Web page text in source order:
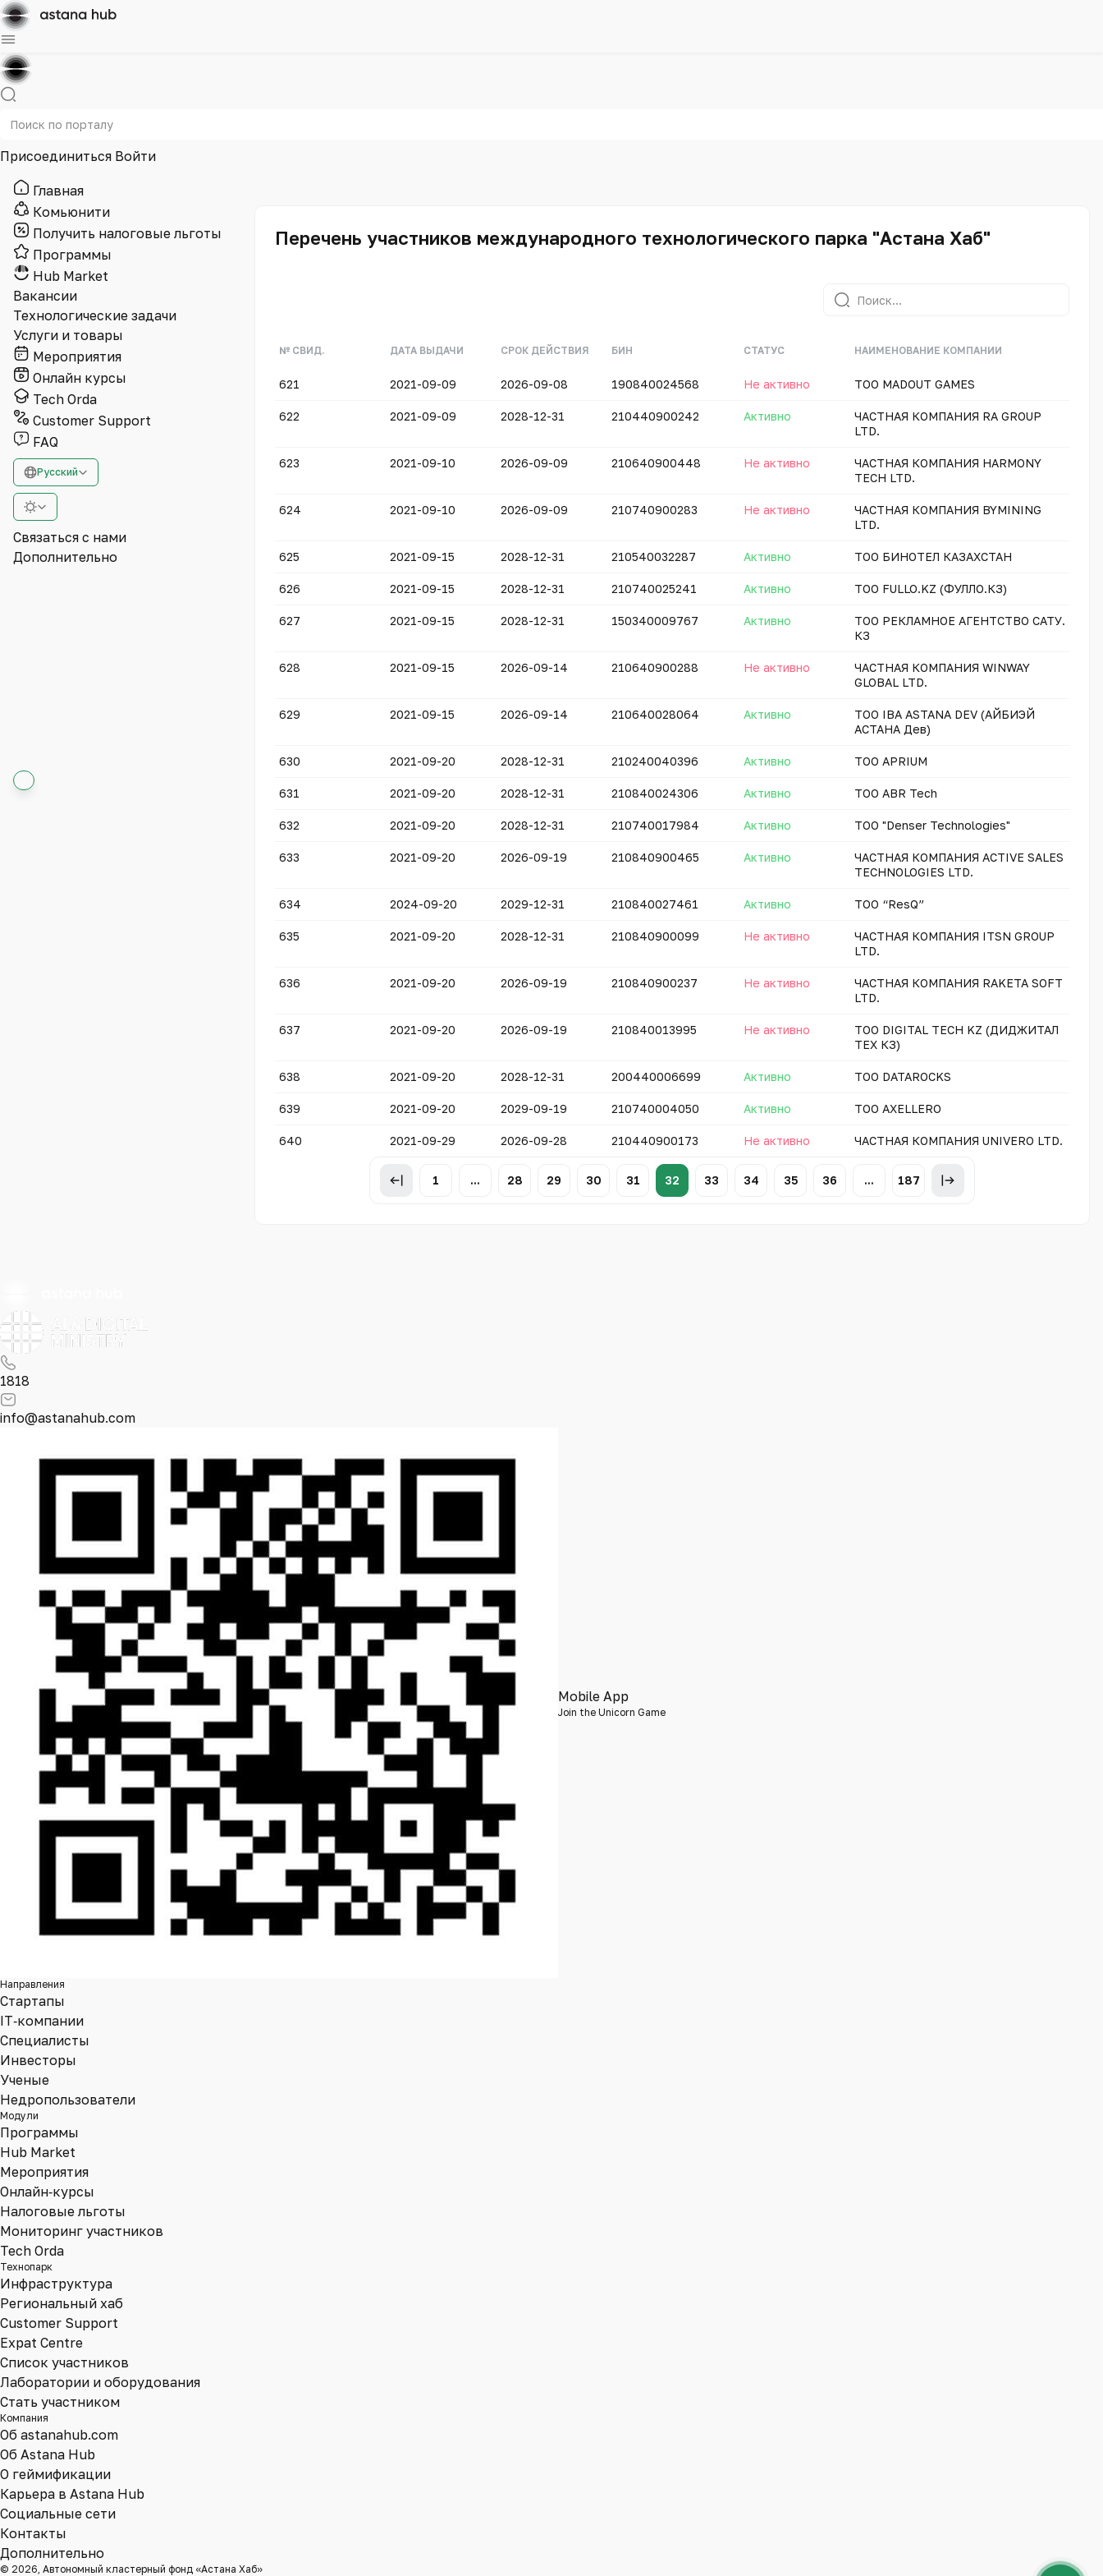
Присоединиться Войти
Главная
Комьюнити
Получить налоговые льготы
Программы
Hub Market
Вакансии
Технологические задачи
Услуги и товары
Мероприятия
Онлайн курсы
Tech Orda
Customer Support
FAQ
Русский
Связаться с нами
Дополнительно
Перечень участников международного технологического парка "Астана Хаб"
№ СВИД. ДАТА ВЫДАЧИ СРОК ДЕЙСТВИЯ БИН СТАТУС НАИМЕНОВАНИЕ КОМПАНИИ
621 2021-09-09 2026-09-08 190840024568 Не активно ТОО MADOUT GAMES
622 2021-09-09 2028-12-31 210440900242 Активно
ЧАСТНАЯ КОМПАНИЯ RA GROUP
LTD.
623 2021-09-10 2026-09-09 210640900448 Не активно
ЧАСТНАЯ КОМПАНИЯ HARMONY
TECH LTD.
624 2021-09-10 2026-09-09 210740900283 Не активно
ЧАСТНАЯ КОМПАНИЯ BYMINING
LTD.
625 2021-09-15 2028-12-31 210540032287 Активно ТОО БИНОТЕЛ КАЗАХСТАН
626 2021-09-15 2028-12-31 210740025241 Активно ТОО FULLO.KZ (ФУЛЛО.КЗ)
627 2021-09-15 2028-12-31 150340009767 Активно
ТОО РЕКЛАМНОЕ АГЕНТСТВО САТУ.
КЗ
628 2021-09-15 2026-09-14 210640900288 Не активно
ЧАСТНАЯ КОМПАНИЯ WINWAY
GLOBAL LTD.
629 2021-09-15 2026-09-14 210640028064 Активно
ТОО IBA ASTANA DEV (АЙБИЭЙ
АСТАНА Дев)
630 2021-09-20 2028-12-31 210240040396 Активно ТОО APRIUM
631 2021-09-20 2028-12-31 210840024306 Активно TOO ABR Tech
632 2021-09-20 2028-12-31 210740017984 Активно ТОО "Denser Technologies"
633 2021-09-20 2026-09-19 210840900465 Активно
ЧАСТНАЯ КОМПАНИЯ ACTIVE SALES
TECHNOLOGIES LTD.
634 2024-09-20 2029-12-31 210840027461 Активно TOO “ResQ”
635 2021-09-20 2028-12-31 210840900099 Не активно
ЧАСТНАЯ КОМПАНИЯ ITSN GROUP
LTD.
636 2021-09-20 2026-09-19 210840900237 Не активно
ЧАСТНАЯ КОМПАНИЯ RAKETA SOFT
LTD.
637 2021-09-20 2026-09-19 210840013995 Не активно
ТОО DIGITAL TECH KZ (ДИДЖИТАЛ
ТЕХ КЗ)
638 2021-09-20 2028-12-31 200440006699 Активно ТОО DATAROCKS
639 2021-09-20 2029-09-19 210740004050 Активно ТОО AXELLERO
640 2021-09-29 2026-09-28 210440900173 Не активно ЧАСТНАЯ КОМПАНИЯ UNIVERO LTD.
1 ... 28 29 30 31 32 33 34 35 36 ... 187
1818
info@astanahub.com
Mobile App
Join the Unicorn Game
Направления
Стартапы
IT‑компании
Специалисты
Инвесторы
Ученые
Недропользователи
Модули
Программы
Hub Market
Мероприятия
Онлайн‑курсы
Налоговые льготы
Мониторинг участников
Tech Orda
Технопарк
Инфраструктура
Региональный хаб
Customer Support
Expat Centre
Список участников
Лаборатории и оборудования
Стать участником
Компания
Об astanahub.com
Об Astana Hub
О геймификации
Карьера в Astana Hub
Социальные сети
Контакты
Дополнительно
© 2026, Автономный кластерный фонд «Астана Хаб»